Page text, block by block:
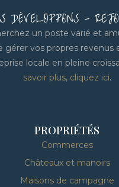
DÉVELOPPONS -
un poste varié et
gérer vos propres revenus
locale en pleine
savoir plus, cliquez ici.
PROPRIÉTÉS
Commerces
Châteaux et manoirs
Maisons de campagne